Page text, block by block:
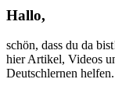
Hallo,
schön, dass du da
hier Artikel, Videos
Deutschlernen helfen.